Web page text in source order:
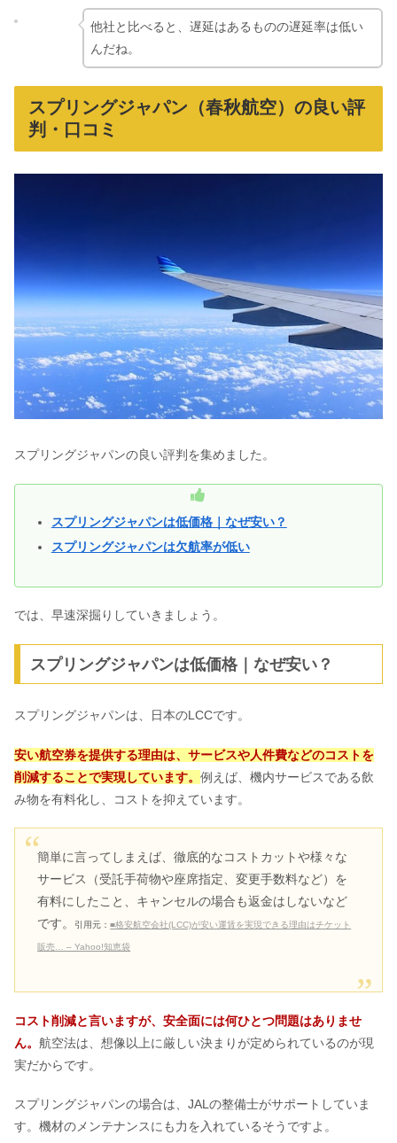
他社と比べると、遅延はあるものの遅延率は低い
んだね。
スプリングジャパン（春秋航空）の良い評
判・口コミ
スプリングジャパンの良い評判を集めました。
スプリングジャパンは低価格｜なぜ安い？
スプリングジャパンは欠航率が低い
では、早速深掘りしていきましょう。
スプリングジャパンは低価格｜なぜ安い？
スプリングジャパンは、日本のLCCです。
安い航空券を提供する理由は、サービスや人件費などのコストを
削減することで実現しています。 例えば、機内サービスである飲
み物を有料化し、コストを抑えています。
簡単に言ってしまえば、徹底的なコストカットや様々な
サービス（受託手荷物や座席指定、変更手数料など）を
有料にしたこと、キャンセルの場合も返金はしないなど
です。
引用元：■格安航空会社(LCC)が安い運賃を実現できる理由はチケット
販売… – Yahoo!知恵袋
コスト削減と言いますが、安全面には何ひとつ問題はありませ
ん。 航空法は、想像以上に厳しい決まりが定められているのが現
実だからです。
スプリングジャパンの場合は、JALの整備士がサポートしていま
す。機材のメンテナンスにも力を入れているそうですよ。